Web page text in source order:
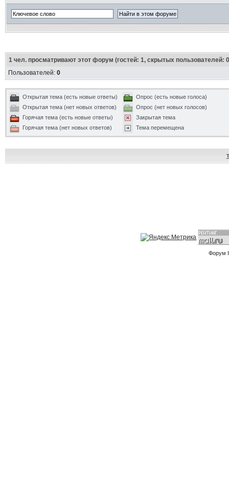
1чел. просматривают этот форум (гостей: 1, скрытых пользователей:
Пользователей: 0
Открытая тема (есть новые ответы)
Открытая тема (нет новых ответов)
Горячая тема (есть новые ответы)
Горячая тема (нет новых ответов)
Опрос (есть новые голоса)
Опрос (нет новых голосов)
Закрытая тема
Тема перемещена
Форум